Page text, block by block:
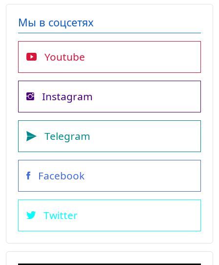
Мы в соцсетях
Youtube
Instagram
Telegram
Facebook
Twitter